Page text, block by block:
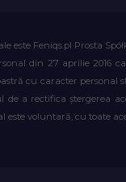
este Feniqs.pl Prosta
din 27 aprilie
cu caracter
a rectifica ștergerea
voluntară, cu toate